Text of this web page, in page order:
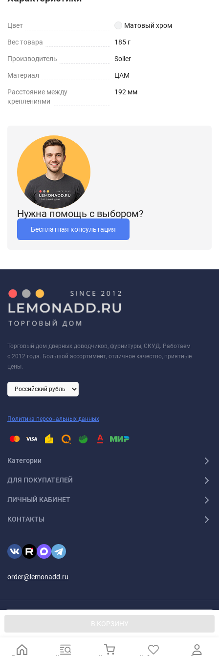
В КОРЗИНУ
Цвет Матовый хром
Вес товара 185 г
Производитель Soller
Материал ЦАМ
Расстояние между
креплениями
192 мм
Нужна помощь с выбором?
Бесплатная консультация
Торговый дом дверных доводчиков, фурнитуры, СКУД. Работаем
с 2012 года. Большой ассортимент, отличное качество, приятные
цены.
Политика персональных данных
Категории
ДЛЯ ПОКУПАТЕЛЕЙ
ЛИЧНЫЙ КАБИНЕТ
КОНТАКТЫ
order@lemonadd.ru